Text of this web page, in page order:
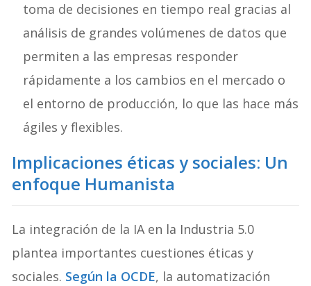
toma de decisiones en tiempo real gracias al
análisis de grandes volúmenes de datos que
permiten a las empresas responder
rápidamente a los cambios en el mercado o
el entorno de producción, lo que las hace más
ágiles y flexibles.
Implicaciones éticas y sociales: Un
enfoque Humanista
La integración de la IA en la Industria 5.0
plantea importantes cuestiones éticas y
sociales. Según la OCDE, la automatización